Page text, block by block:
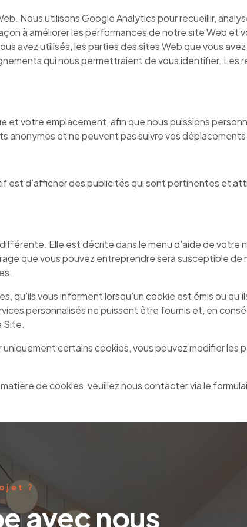
Nous utilisons Google Analytics pour recueillir,
à améliorer les performances de notre site Web et
avez utilisés, les parties des sites Web que vous
qui nous permettraient de vous identifier. Les
votre emplacement, afin que nous puissions
et ne peuvent pas suivre vos déplacements
est d’afficher des publicités qui sont pertinentes et
Elle est décrite dans le menu d’aide de votre
que vous pouvez entreprendre sera susceptible de
vous informent lorsqu’un cookie est émis ou
personnalisés ne puissent être fournis et, en
Site.
certains cookies, vous pouvez modifier les
de cookies, veuillez nous contacter via le
?
avec nous